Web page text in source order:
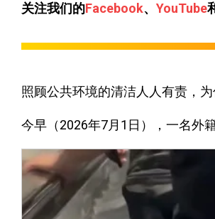
关注我们的Facebook、 YouTube
照顾公共环境的清洁人人有责，
今早（2026年7月1日），一名外